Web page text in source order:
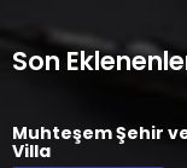
Son
Muhteşem Şehir
Villa